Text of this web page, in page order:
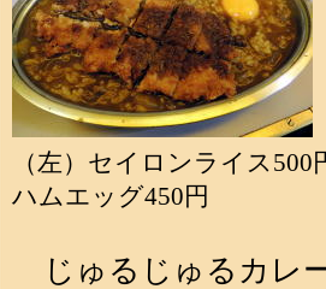
（左）セイロンライス
ハムエッグ450円
じゅるじゅるカレ